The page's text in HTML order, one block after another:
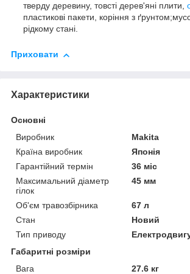
тверду деревину, товсті дерев'яні плити,
пластикові пакети, коріння з
рідкому стані.
Приховати
Характеристики
Основні
Виробник
Makita
Країна виробник
Японія
Гарантійний термін
36 міс
Максимальний діаметр
гілок
45 мм
Об'єм травозбірника
67 л
Стан
Новий
Тип приводу
Габаритні розміри
Вага
27.6 кг